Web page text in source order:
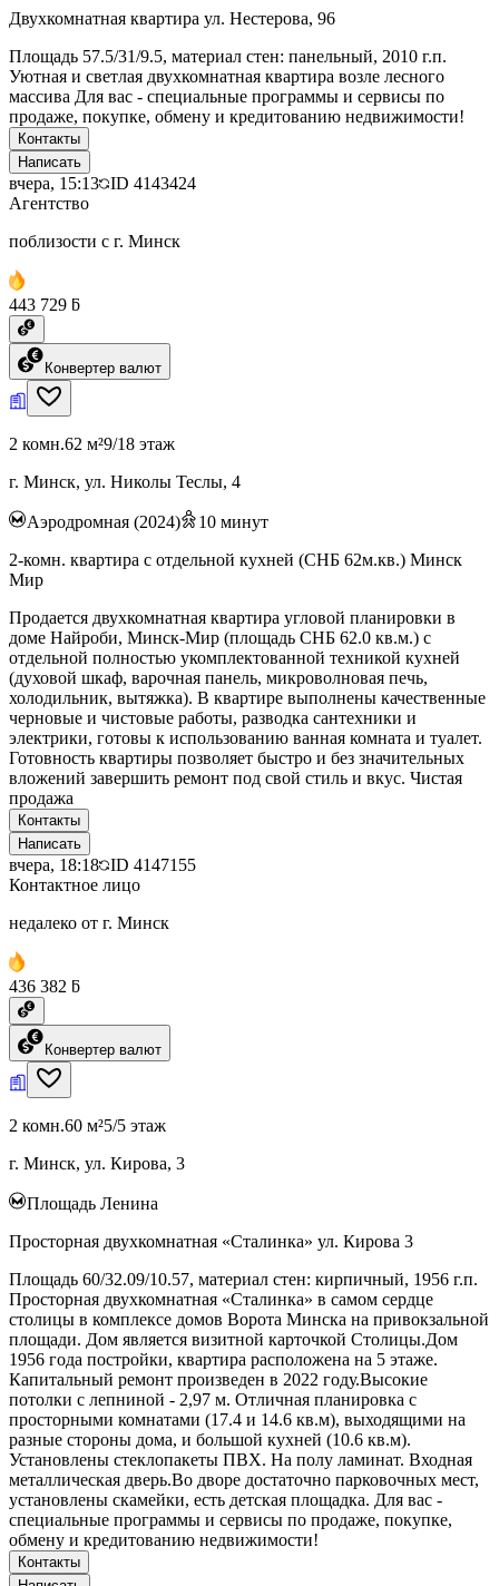
Двухкомнатная квартира ул. Нестерова, 96
Площадь 57.5/31/9.5, материал стен: панельный, 2010 г.п.
Уютная и светлая двухкомнатная квартира возле лесного
массива Для вас - специальные программы и сервисы по
продаже, покупке, обмену и кредитованию недвижимости!
Контакты
Написать
вчера, 15:13 ID 4143424
Агентство
поблизости с г. Минск
443 729 ƃ
Конвертер валют
2 комн.62 м²9/18 этаж
г. Минск, ул. Николы Теслы, 4
Аэродромная (2024) 10 минут
2-комн. квартира с отдельной кухней (СНБ 62м.кв.) Минск
Мир
Продается двухкомнатная квартира угловой планировки в
доме Найроби, Минск-Мир (площадь СНБ 62.0 кв.м.) с
отдельной полностью укомплектованной техникой кухней
(духовой шкаф, варочная панель, микроволновая печь,
холодильник, вытяжка). В квартире выполнены качественные
черновые и чистовые работы, разводка сантехники и
электрики, готовы к использованию ванная комната и туалет.
Готовность квартиры позволяет быстро и без значительных
вложений завершить ремонт под свой стиль и вкус. Чистая
продажа
Контакты
Написать
вчера, 18:18 ID 4147155
Контактное лицо
недалеко от г. Минск
436 382 ƃ
Конвертер валют
2 комн.60 м²5/5 этаж
г. Минск, ул. Кирова, 3
Площадь Ленина
Просторная двухкомнатная «Сталинка» ул. Кирова 3
Площадь 60/32.09/10.57, материал стен: кирпичный, 1956 г.п.
Просторная двухкомнатная «Сталинка» в самом сердце
столицы в комплексе домов Ворота Минска на привокзальной
площади. Дом является визитной карточкой Столицы.Дом
1956 года постройки, квартира расположена на 5 этаже.
Капитальный ремонт произведен в 2022 году.Высокие
потолки с лепниной - 2,97 м. Отличная планировка с
просторными комнатами (17.4 и 14.6 кв.м), выходящими на
разные стороны дома, и большой кухней (10.6 кв.м).
Установлены стеклопакеты ПВХ. На полу ламинат. Входная
металлическая дверь.Во дворе достаточно парковочных мест,
установлены скамейки, есть детская площадка. Для вас -
специальные программы и сервисы по продаже, покупке,
обмену и кредитованию недвижимости!
Контакты